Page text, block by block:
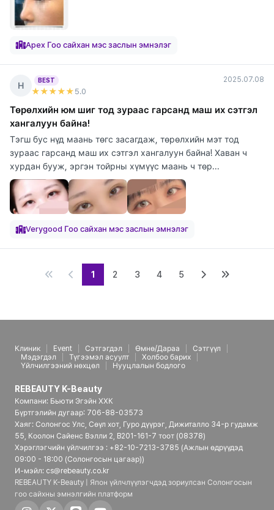
Apex Гоо сайхан мэс заслын эмнэлэг
Н
BEST
★★★★★ 5.0
2025.07.08
Төрөлхийн юм шиг тод зураас гарсанд маш их сэтгэл
хангалуун байна!
Тэгш бус нүд маань төгс засагдаж, төрөлхийн мэт тод
зураас гарсанд маш их сэтгэл хангалуун байна! Хаван ч
хурдан бууж, эргэн тойрны хүмүүс маань ч төр...
Verygood Гоо сайхан мэс заслын эмнэлэг
1 2 3 4 5
Клиник Event Сэтгэгдэл Өмнө/Дараа
Сэтгүүл
Мэдэгдэл
Түгээмэл асуулт
Холбоо барих
Үйлчилгээний нөхцөл
Нууцлалын бодлого
REBEAUTY K-Beauty
Компани: Бьюти Эгэйн ХХК
Бүртгэлийн дугаар: 706-88-03573
Хаяг: Солонгос Улс, Сөүл хот, Гуро дүүрэг, Дижиталло 34-р гудамж
55, Коолон Сайенс Вэлли 2, B201-161-7 тоот (08378)
Хэрэглэгчийн үйлчилгээ : +82-10-7213-3785 (Ажлын өдрүүдэд
09:00 - 18:00 (Солонгосын цагаар))
И-мэйл: cs@rebeauty.co.kr
REBEAUTY K-Beauty | Япон үйлчлүүлэгчдэд зориулсан Солонгосын
гоо сайхны эмнэлгийн платформ